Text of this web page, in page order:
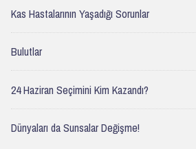
Kas Hastalarının Yaşadığı Sorunlar
Bulutlar
24 Haziran Seçimini Kim Kazandı?
Dünyaları da Sunsalar Değişme!